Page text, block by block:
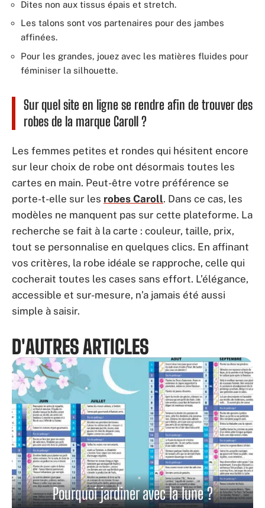
Dites non aux tissus épais et stretch.
Les talons sont vos partenaires pour des jambes
affinées.
Pour les grandes, jouez avec les matières fluides pour
féminiser la silhouette.
Sur quel site en ligne se rendre afin de trouver des
robes de la marque Caroll ?
Les femmes petites et rondes qui hésitent encore
sur leur choix de robe ont désormais toutes les
cartes en main. Peut-être votre préférence se
porte-t-elle sur les robes Caroll. Dans ce cas, les
modèles ne manquent pas sur cette plateforme. La
recherche se fait à la carte : couleur, taille, prix,
tout se personnalise en quelques clics. En affinant
vos critères, la robe idéale se rapproche, celle qui
cocherait toutes les cases sans effort. L’élégance,
accessible et sur-mesure, n’a jamais été aussi
simple à saisir.
D'AUTRES ARTICLES
Pourquoi jardiner avec la lune ?